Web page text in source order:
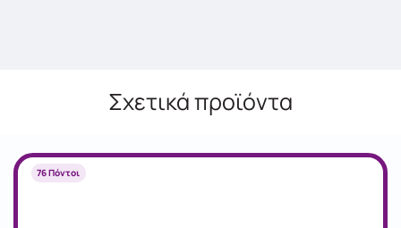
Σχετικά προϊόντα
76 Πόντοι